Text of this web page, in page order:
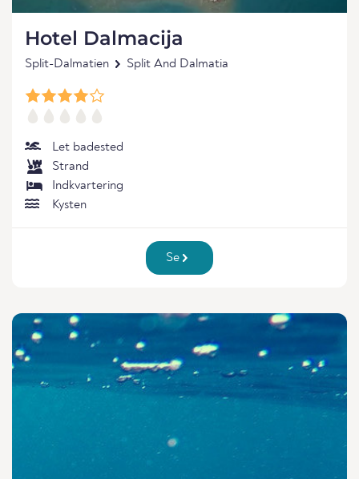
Hotel Dalmacija
Split-Dalmatien Split And Dalmatia
Let badested
Strand
Indkvartering
Kysten
Se